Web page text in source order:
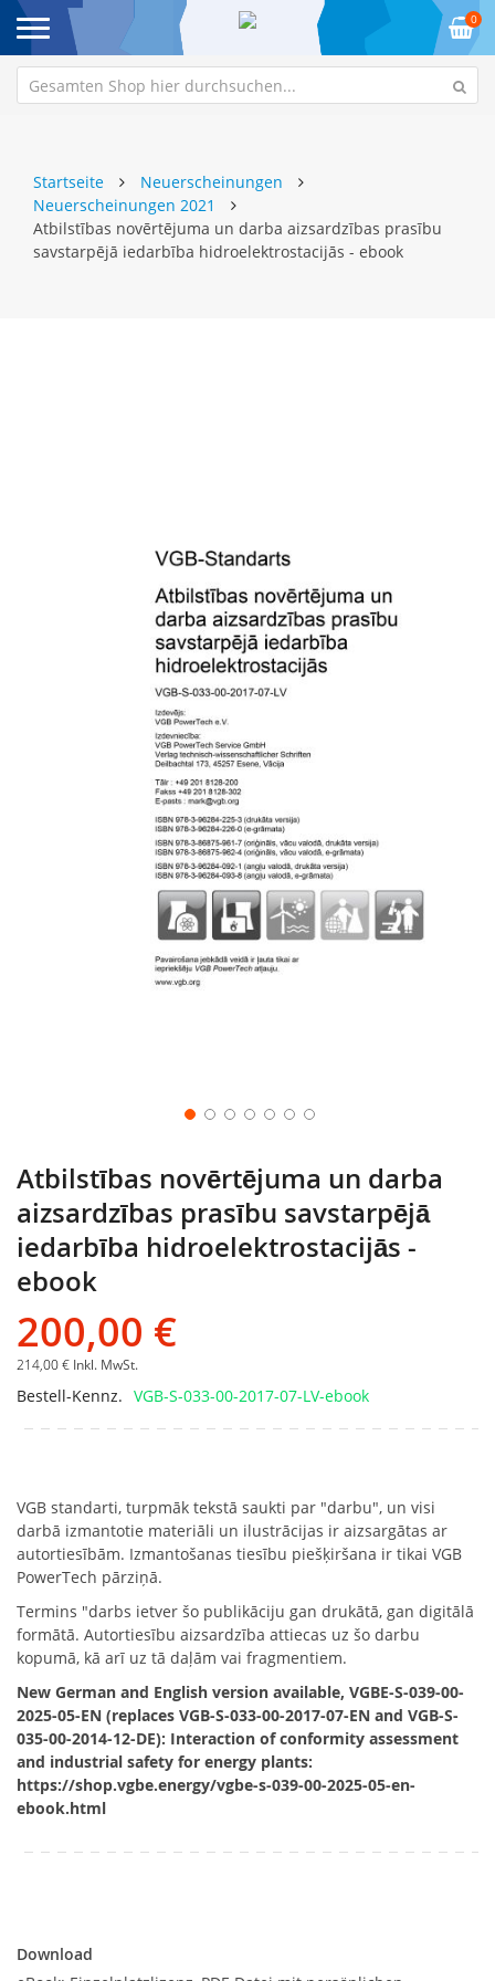
0
Startseite
Neuerscheinungen
Neuerscheinungen 2021
Atbilstības novērtējuma un darba aizsardzības prasību
savstarpējā iedarbība hidroelektrostacijās - ebook
Atbilstības novērtējuma un darba
aizsardzības prasību savstarpējā
iedarbība hidroelektrostacijās -
ebook
200,00 €
214,00 € Inkl. MwSt.
Bestell-Kennz. VGB-S-033-00-2017-07-LV-ebook
VGB standarti, turpmāk tekstā saukti par "darbu", un visi
darbā izmantotie materiāli un ilustrācijas ir aizsargātas ar
autortiesībām. Izmantošanas tiesību piešķiršana ir tikai VGB
PowerTech pārziņā.
Termins "darbs ietver šo publikāciju gan drukātā, gan digitālā
formātā. Autortiesību aizsardzība attiecas uz šo darbu
kopumā, kā arī uz tā daļām vai fragmentiem.
New German and English version available, VGBE-S-039-00-
2025-05-EN (replaces VGB-S-033-00-2017-07-EN and VGB-S-
035-00-2014-12-DE): Interaction of conformity assessment
and industrial safety for energy plants:
https://shop.vgbe.energy/vgbe-s-039-00-2025-05-en-
ebook.html
Download